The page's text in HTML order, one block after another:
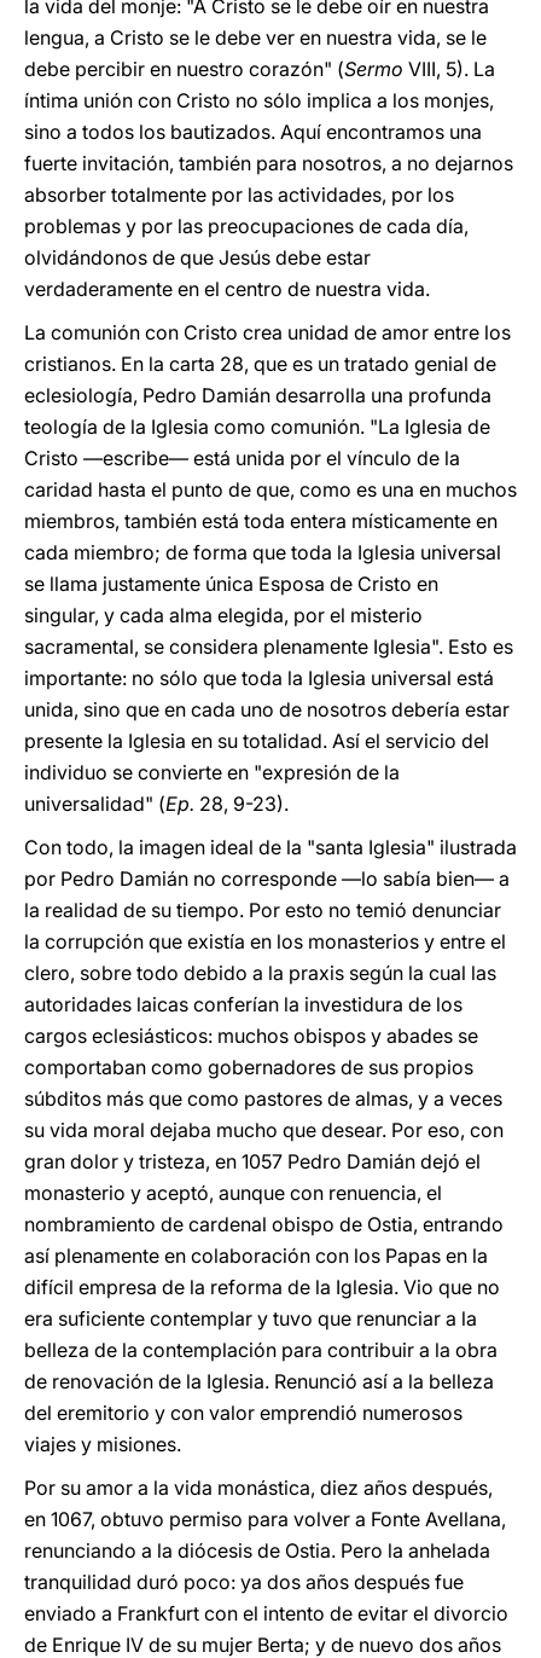
la vida del monje: "A Cristo se le debe oír en nuestra
lengua, a Cristo se le debe ver en nuestra vida, se le
debe percibir en nuestro corazón" (Sermo VIII, 5). La
íntima unión con Cristo no sólo implica a los monjes,
sino a todos los bautizados. Aquí encontramos una
fuerte invitación, también para nosotros, a no dejarnos
absorber totalmente por las actividades, por los
problemas y por las preocupaciones de cada día,
olvidándonos de que Jesús debe estar
verdaderamente en el centro de nuestra vida.
La comunión con Cristo crea unidad de amor entre los
cristianos. En la carta 28, que es un tratado genial de
eclesiología, Pedro Damián desarrolla una profunda
teología de la Iglesia como comunión. "La Iglesia de
Cristo —escribe— está unida por el vínculo de la
caridad hasta el punto de que, como es una en muchos
miembros, también está toda entera místicamente en
cada miembro; de forma que toda la Iglesia universal
se llama justamente única Esposa de Cristo en
singular, y cada alma elegida, por el misterio
sacramental, se considera plenamente Iglesia". Esto es
importante: no sólo que toda la Iglesia universal está
unida, sino que en cada uno de nosotros debería estar
presente la Iglesia en su totalidad. Así el servicio del
individuo se convierte en "expresión de la
universalidad" (Ep. 28, 9-23).
Con todo, la imagen ideal de la "santa Iglesia" ilustrada
por Pedro Damián no corresponde —lo sabía bien— a
la realidad de su tiempo. Por esto no temió denunciar
la corrupción que existía en los monasterios y entre el
clero, sobre todo debido a la praxis según la cual las
autoridades laicas conferían la investidura de los
cargos eclesiásticos: muchos obispos y abades se
comportaban como gobernadores de sus propios
súbditos más que como pastores de almas, y a veces
su vida moral dejaba mucho que desear. Por eso, con
gran dolor y tristeza, en 1057 Pedro Damián dejó el
monasterio y aceptó, aunque con renuencia, el
nombramiento de cardenal obispo de Ostia, entrando
así plenamente en colaboración con los Papas en la
difícil empresa de la reforma de la Iglesia. Vio que no
era suficiente contemplar y tuvo que renunciar a la
belleza de la contemplación para contribuir a la obra
de renovación de la Iglesia. Renunció así a la belleza
del eremitorio y con valor emprendió numerosos
viajes y misiones.
Por su amor a la vida monástica, diez años después,
en 1067, obtuvo permiso para volver a Fonte Avellana,
renunciando a la diócesis de Ostia. Pero la anhelada
tranquilidad duró poco: ya dos años después fue
enviado a Frankfurt con el intento de evitar el divorcio
de Enrique IV de su mujer Berta; y de nuevo dos años